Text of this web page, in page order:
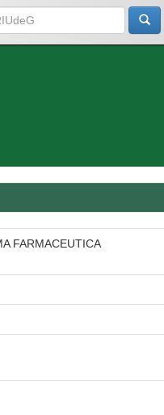
FARMACEUTICA